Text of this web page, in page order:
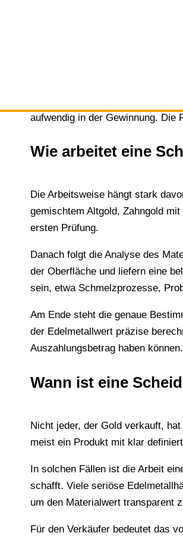
aufwendig in der Gewinnung. Die
Wie arbeitet eine
Die Arbeitsweise hängt stark
gemischtem Altgold, Zahngold
ersten Prüfung.
Danach folgt die Analyse des
der Oberfläche und liefern eine
sein, etwa Schmelzprozesse,
Am Ende steht die genaue
der Edelmetallwert präzise
Auszahlungsbetrag haben können.
Wann ist eine
Nicht jeder, der Gold verkauft,
meist ein Produkt mit klar
In solchen Fällen ist die Arbeit
schafft. Viele seriöse
um den Materialwert transparent
Für den Verkäufer bedeutet das